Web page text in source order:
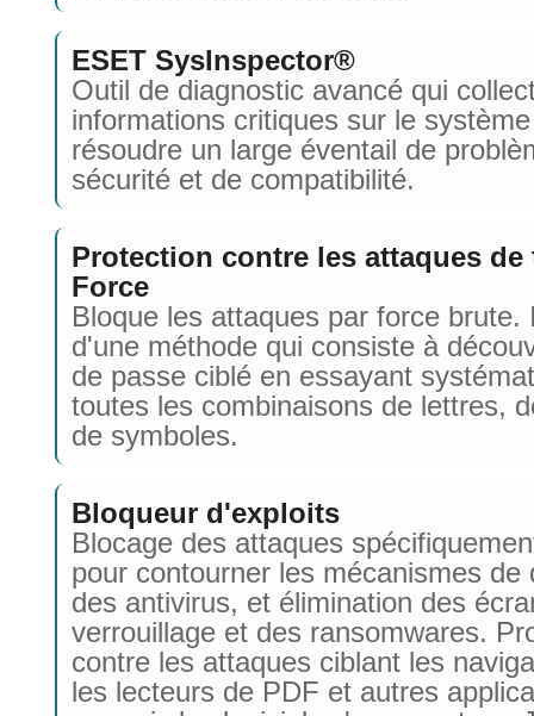
ESET SysInspector®
Outil de diagnostic avancé qui
informations critiques sur le
résoudre un large éventail de
sécurité et de compatibilité.
Protection contre les attaques de
Force
Bloque les attaques par force brute.
d'une méthode qui consiste à
de passe ciblé en essayant
toutes les combinaisons de lettres,
de symboles.
Bloqueur d'exploits
Blocage des attaques
pour contourner les mécanismes de
des antivirus, et élimination des
verrouillage et des ransomwares.
contre les attaques ciblant les
les lecteurs de PDF et autres